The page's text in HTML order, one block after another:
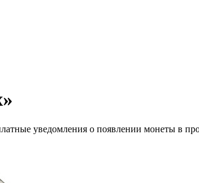
уведомления о появлении монеты в